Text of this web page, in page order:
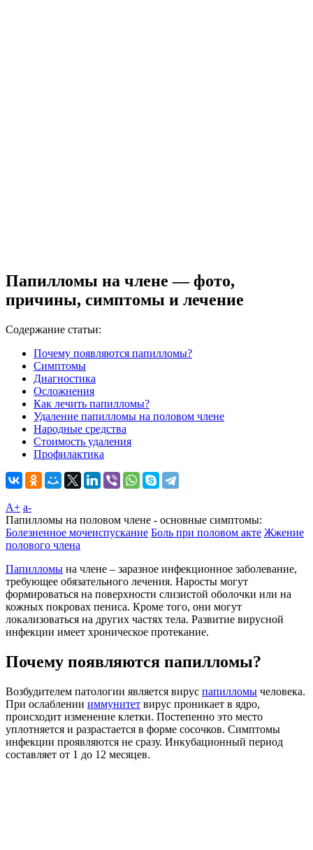
Папилломы на члене — фото,
причины, симптомы и лечение
Содержание статьи:
Почему появляются папилломы?
Симптомы
Диагностика
Осложнения
Как лечить папилломы?
Удаление папилломы на половом члене
Народные средства
Стоимость удаления
Профилактика
A+ а-
Папилломы на половом члене - основные симптомы:
Болезненное мочеиспускание Боль при половом акте Жжение
полового члена
Папилломы на члене – заразное инфекционное заболевание,
требующее обязательного лечения. Наросты могут
формироваться на поверхности слизистой оболочки или на
кожных покровах пениса. Кроме того, они могут
локализоваться на других частях тела. Развитие вирусной
инфекции имеет хроническое протекание.
Почему появляются папилломы?
Возбудителем патологии является вирус папилломы человека.
При ослаблении иммунитет вирус проникает в ядро,
происходит изменение клетки. Постепенно это место
уплотняется и разрастается в форме сосочков. Симптомы
инфекции проявляются не сразу. Инкубационный период
составляет от 1 до 12 месяцев.